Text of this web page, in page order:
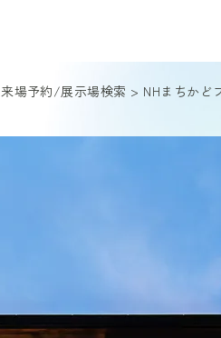
来場予約/展示場検索 > NHまちかど